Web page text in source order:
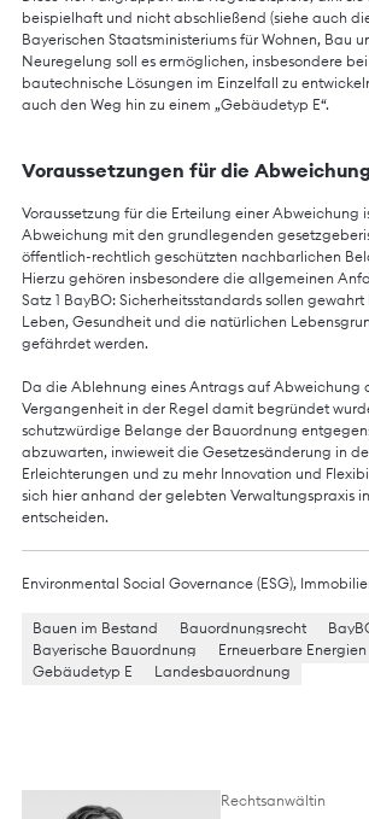
beispielhaft und nicht abschließend (siehe auch
Bayerischen Staatsministeriums für Wohnen, Bau
Neuregelung soll es ermöglichen, insbesondere
bautechnische Lösungen im Einzelfall zu
auch den Weg hin zu einem „Gebäudetyp E“.
Voraussetzungen für die
Voraussetzung für die Erteilung einer Abweichung
Abweichung mit den grundlegenden
öffentlich-rechtlich geschützten nachbarlichen
Hierzu gehören insbesondere die allgemeinen
Satz 1 BayBO: Sicherheitsstandards sollen
Leben, Gesundheit und die natürlichen
gefährdet werden.
Da die Ablehnung eines Antrags auf Abweichung
Vergangenheit in der Regel damit begründet
schutzwürdige Belange der Bauordnung
abzuwarten, inwieweit die Gesetzesänderung in
Erleichterungen und zu mehr Innovation und
sich hier anhand der gelebten Verwaltungspraxis
entscheiden.
Environmental Social Governance (ESG),
Bauen im Bestand Bauordnungsrecht
Bayerische Bauordnung
Erneuerbare Energien
Gebäudetyp E
Landesbauordnung
Rechtsanwältin